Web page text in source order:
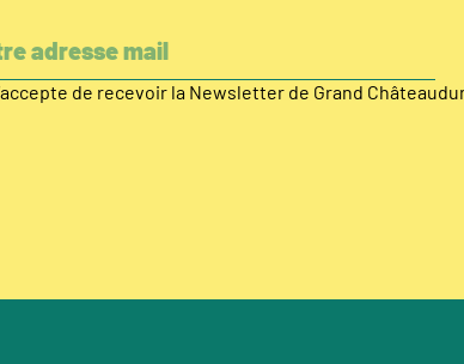
de recevoir la Newsletter de Grand